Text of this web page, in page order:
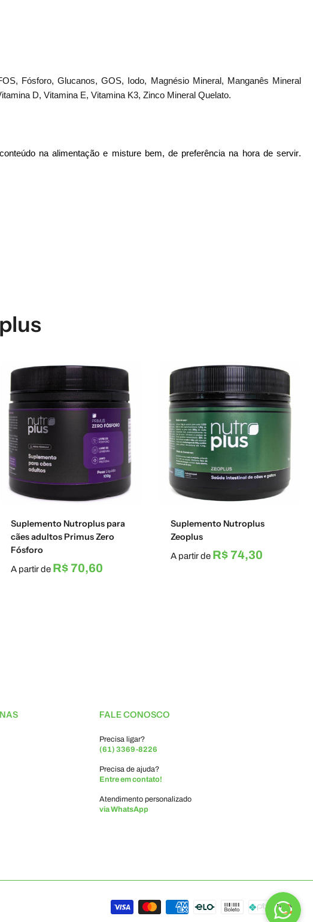
Fósforo,Glucanos, GOS, Iodo, Magnésio Mineral, Manganês Mineral
D, Vitamina E, Vitamina K3, Zinco Mineral Quelato.
na alimentação e misture bem, de preferência na hora de servir.
Suplemento Nutroplus para
cães adultos Primus Zero
Fósforo
A partir de R$ 70,60
Suplemento Nutroplus
Zeoplus
A partir de R$ 74,30
FALE CONOSCO
Precisa ligar?
(61) 3369-8226
Precisa de ajuda?
Entre em contato!
Atendimento personalizado
via WhatsApp